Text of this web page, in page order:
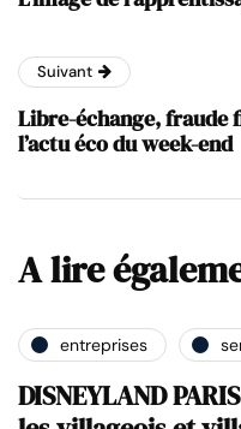
Suivant
Libre-échange, fraude
l’actu éco du week-end
A lire
entreprises
DISNEYLAND